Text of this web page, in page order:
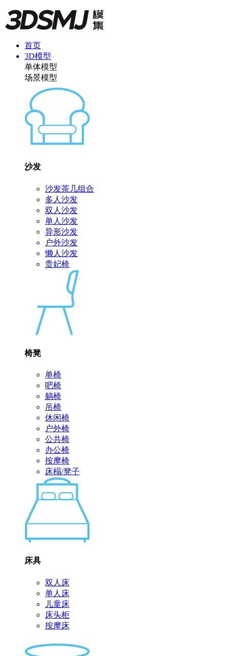
首页
3D模型
单体模型
场景模型
沙发
沙发茶几组合
多人沙发
双人沙发
单人沙发
异形沙发
户外沙发
懒人沙发
贵妃椅
椅凳
单椅
吧椅
躺椅
吊椅
休闲椅
户外椅
公共椅
办公椅
按摩椅
床榻/凳子
床具
双人床
单人床
儿童床
床头柜
按摩床